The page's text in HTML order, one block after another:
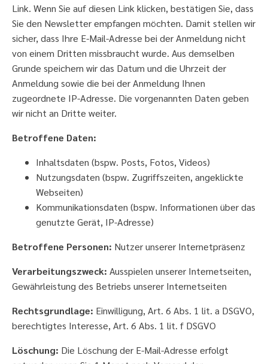
Link. Wenn Sie auf diesen Link klicken, bestätigen Sie, dass
Sie den Newsletter empfangen möchten. Damit stellen wir
sicher, dass Ihre E-Mail-Adresse bei der Anmeldung nicht
von einem Dritten missbraucht wurde. Aus demselben
Grunde speichern wir das Datum und die Uhrzeit der
Anmeldung sowie die bei der Anmeldung Ihnen
zugeordnete IP-Adresse. Die vorgenannten Daten geben
wir nicht an Dritte weiter.
Betroffene Daten:
Inhaltsdaten (bspw. Posts, Fotos, Videos)
Nutzungsdaten (bspw. Zugriffszeiten, angeklickte
Webseiten)
Kommunikationsdaten (bspw. Informationen über das
genutzte Gerät, IP-Adresse)
Betroffene Personen: Nutzer unserer Internetpräsenz
Verarbeitungszweck: Ausspielen unserer Internetseiten,
Gewährleistung des Betriebs unserer Internetseiten
Rechtsgrundlage: Einwilligung, Art. 6 Abs. 1 lit. a DSGVO,
berechtigtes Interesse, Art. 6 Abs. 1 lit. f DSGVO
Löschung: Die Löschung der E-Mail-Adresse erfolgt